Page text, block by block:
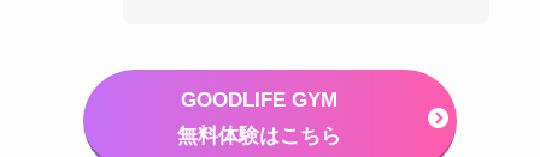
GOODLIFE GYM
無料体験はこちら